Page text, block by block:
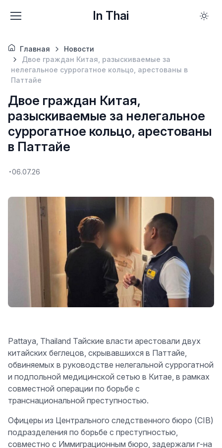
In Thai
Главная
Новости
Двое граждан Китая, разыскиваемые за
нелегальное суррогатное кольцо, арестованы в
Паттайе
Двое граждан Китая,
разыскиваемые за нелегальное
суррогатное кольцо, арестованы
в Паттайе
06.07.26
Pattaya, Thailand Тайские власти арестовали двух
китайских беглецов, скрывавшихся в Паттайе,
обвиняемых в руководстве нелегальной суррогатной
и подпольной медицинской сетью в Китае, в рамках
совместной операции по борьбе с
транснациональной преступностью.
Офицеры из Центрального следственного бюро (CIB)
подразделения по борьбе с преступностью,
совместно с Иммиграционным бюро, задержали г-на